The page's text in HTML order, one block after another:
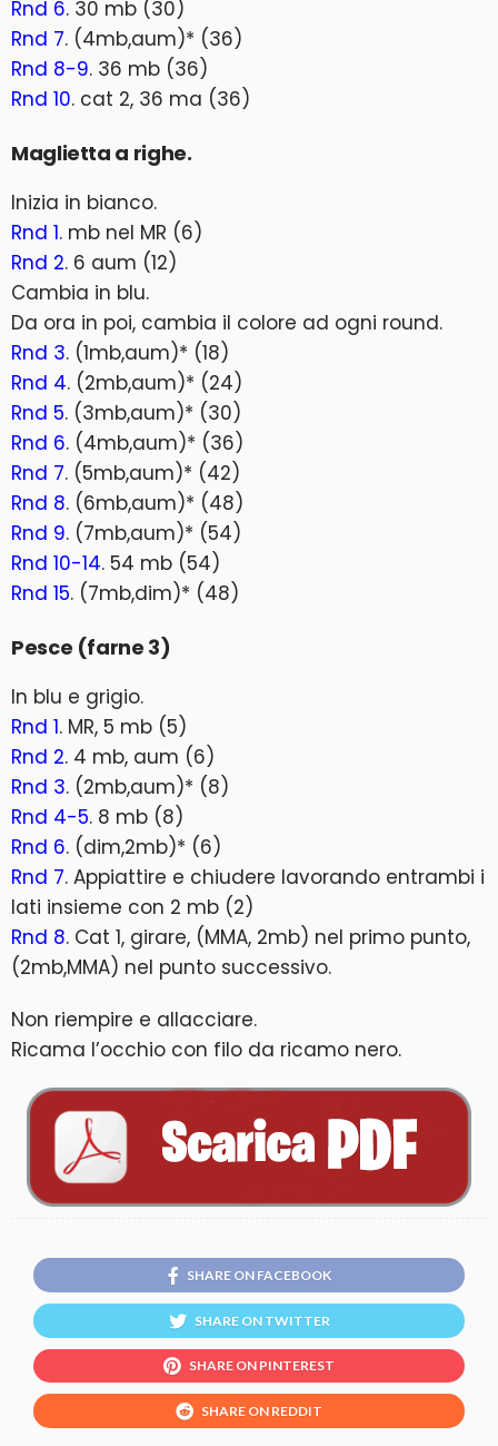
Rnd 6. 30 mb (30)
Rnd 7. (4mb,aum)* (36)
Rnd 8-9. 36 mb (36)
Rnd 10. cat 2, 36 ma (36)
Maglietta a righe.
Inizia in bianco.
Rnd 1. mb nel MR (6)
Rnd 2. 6 aum (12)
Cambia in blu.
Da ora in poi, cambia il colore ad ogni round.
Rnd 3. (1mb,aum)* (18)
Rnd 4. (2mb,aum)* (24)
Rnd 5. (3mb,aum)* (30)
Rnd 6. (4mb,aum)* (36)
Rnd 7. (5mb,aum)* (42)
Rnd 8. (6mb,aum)* (48)
Rnd 9. (7mb,aum)* (54)
Rnd 10-14. 54 mb (54)
Rnd 15. (7mb,dim)* (48)
Pesce (farne 3)
In blu e grigio.
Rnd 1. MR, 5 mb (5)
Rnd 2. 4 mb, aum (6)
Rnd 3. (2mb,aum)* (8)
Rnd 4-5. 8 mb (8)
Rnd 6. (dim,2mb)* (6)
Rnd 7. Appiattire e chiudere lavorando entrambi i
lati insieme con 2 mb (2)
Rnd 8. Cat 1, girare, (MMA, 2mb) nel primo punto,
(2mb,MMA) nel punto successivo.
Non riempire e allacciare.
Ricama l’occhio con filo da ricamo nero.
SHARE ON FACEBOOK
SHARE ON TWITTER
SHARE ON PINTEREST
SHARE ON REDDIT